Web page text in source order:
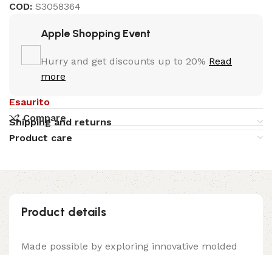
COD:S3058364
Apple Shopping Event
Hurry and get discounts up to 20% Read
more
Esaurito
Compare
Shipping and returns
Product care
Product details
Made possible by exploring innovative molded